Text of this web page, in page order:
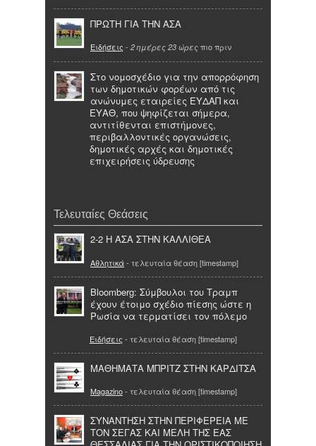
ΠΡΩΤΗ ΓΙΑ ΤΗΝ ΑΣΑ
Ειδήσεις - 2 ημέρες 23 ώρες πιο πριν
Στο νομοσχέδιο για την απορρόφηση
των δημοτικών φορέων από τις
ανώνυμες εταιρείες ΕΥΔΑΠ και
ΕΥΑΘ, που ψηφίζεται σήμερα,
αντιτίθενται επιστήμονες,
περιβαλλοντικές οργανώσεις,
δημοτικές αρχές και δημοτικές
επιχειρήσεις ύδρευσης
Τελευταίες Θεάσεις
2-2 Η ΑΣΑ ΣΤΗΝ ΚΑΛΛΙΘΕΑ
Αθλητικά- τελευταία θέαση [timestamp]
Bloomberg: Σύμβουλοι του Τραμπ
έχουν έτοιμο σχέδιο πίεσης ώστε η
Ρωσία να τερματίσει τον πόλεμο
Ειδήσεις - τελευταία θέαση [timestamp]
ΜΑΘΗΜΑΤΑ ΜΠΡΙΤΖ ΣΤΗΝ ΚΑΡΔΙΤΣΑ
Magazino- τελευταία θέαση [timestamp]
ΣΥΝΑΝΤΗΣΗ ΣΤΗΝ ΠΕΡΙΦΕΡΕΙΑ ΜΕ
ΤΟΝ ΣΕΓΑΣ ΚΑΙ ΜΕΛΗ ΤΗΣ ΕΑΣ